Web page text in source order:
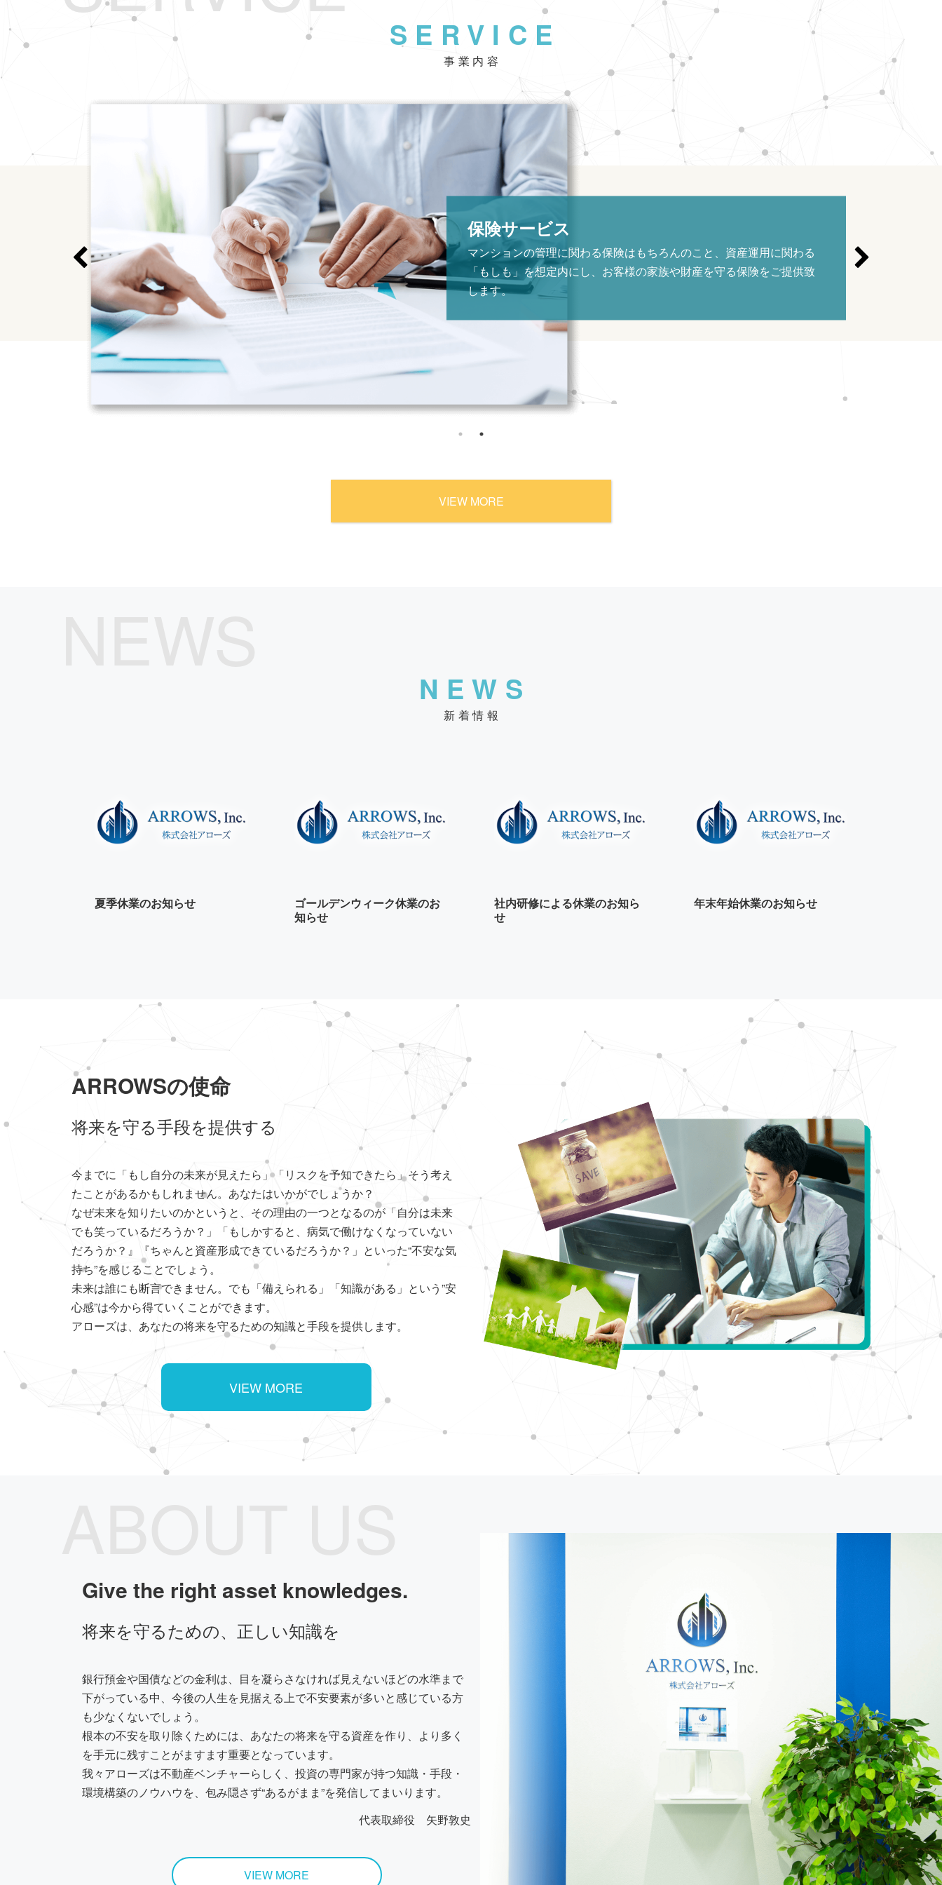
SERVICE
事業内容
不動産関連事業
お客様の様々なニーズに対応するため、より適正な立地や価格を厳選
した上でマンションをお客様に提供してまいります。
VIEW MORE
NEWS
新着情報
夏季休業のお知らせ
ゴールデンウィーク休業のお
知らせ
社内研修による休業のお知ら
せ
年末年始休業のお知らせ
ARROWSの使命
将来を守る手段を提供する
今までに「もし自分の未来が見えたら」「リスクを予知できたら」そう考え
たことがあるかもしれません。あなたはいかがでしょうか？
なぜ未来を知りたいのかというと、その理由の一つとなるのが「自分は未来
でも笑っているだろうか？」「もしかすると、病気で働けなくなっていない
だろうか？』『ちゃんと資産形成できているだろうか？」といった“不安な気
持ち”を感じることでしょう。
未来は誰にも断言できません。でも「備えられる」「知識がある」という”安
心感”は今から得ていくことができます。
アローズは、あなたの将来を守るための知識と手段を提供します。
VIEW MORE
Give the right asset knowledges.
将来を守るための、正しい知識を
銀行預金や国債などの金利は、目を凝らさなければ見えないほどの水準まで
下がっている中、今後の人生を見据える上で不安要素が多いと感じている方
も少なくないでしょう。
根本の不安を取り除くためには、あなたの将来を守る資産を作り、より多く
を手元に残すことがますます重要となっています。
我々アローズは不動産ベンチャーらしく、投資の専門家が持つ知識・手段・
環境構築のノウハウを、包み隠さず“あるがまま”を発信してまいります。
代表取締役 矢野敦史
VIEW MORE